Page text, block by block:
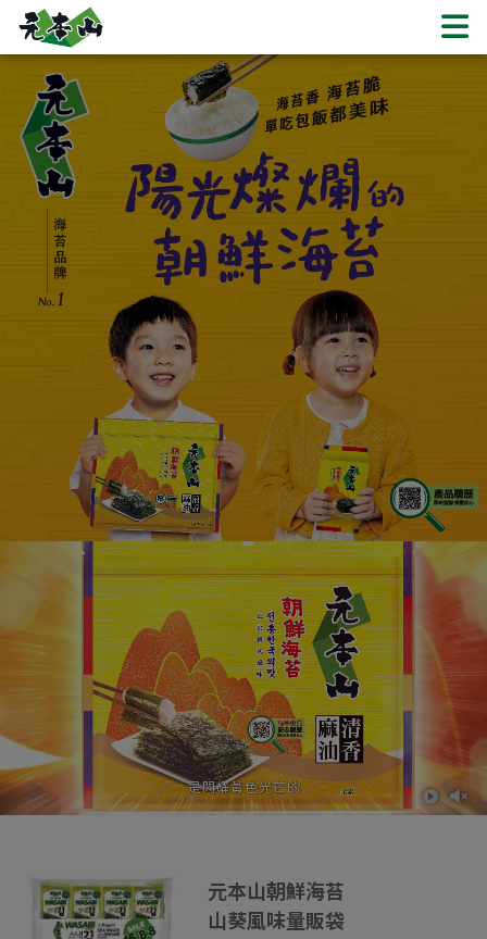
韓式海苔類 | 元本山
元本山朝鮮海苔
山葵風味量販袋